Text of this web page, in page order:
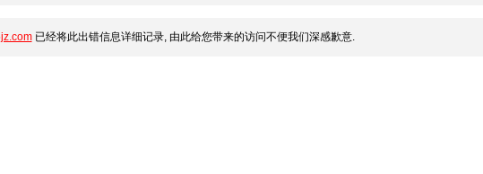
已经将此出错信息详细记录, 由此给您带来的访问不便我们深感歉意.